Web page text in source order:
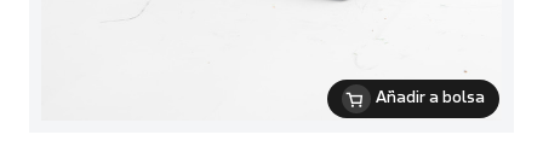
Añadir a bolsa